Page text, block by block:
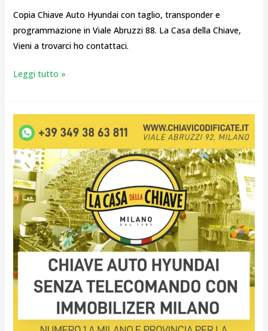
Copia Chiave Auto Hyundai con taglio, transponder e
programmazione in Viale Abruzzi 88. La Casa della Chiave,
Vieni a trovarci ho contattaci.
Leggi tutto »
Auto
Hyundai
senza
telecomando
con
immobilizer
Milano